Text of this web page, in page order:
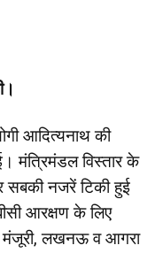
आदित्‍यनाथ की
मंत्रिमंडल विस्‍तार के
सबकी नजरें टिकी हुई
आरक्षण के लिए
मंजूरी, लखनऊ व आगरा